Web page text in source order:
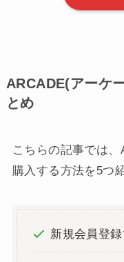
ARCADE(アーケ
とめ
こちらの記事では
購入する方法を5つ
新規会員登